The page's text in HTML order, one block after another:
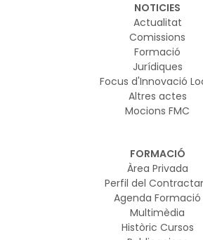
NOTICIES
Actualitat
Comissions
Formació
Jurídiques
Focus d'Innovació
Altres actes
Mocions FMC
FORMACIÓ
Àrea Privada
Perfil del
Agenda Formació
Multimèdia
Històric Cursos